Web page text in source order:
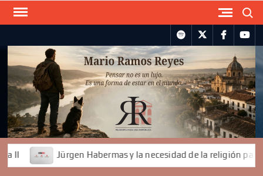
Skip
spotifytwitterfacebook
Jürgen Habermas y la necesidad de la religión para la